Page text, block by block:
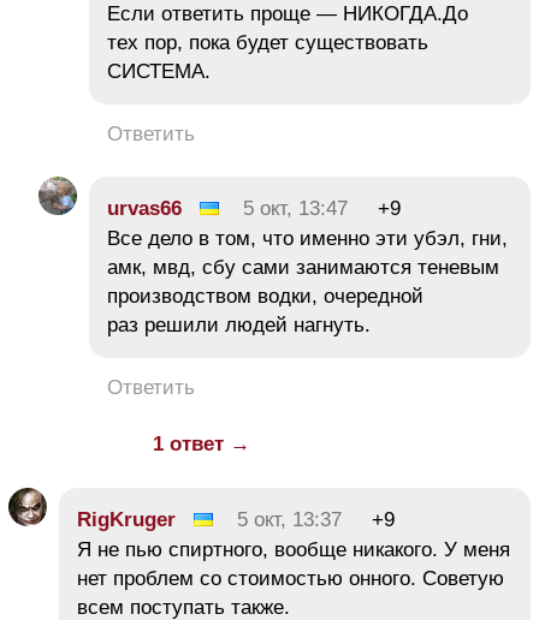
Если ответить проще — НИКОГДА.До
тех пор, пока будет существовать
СИСТЕМА.
Ответить
urvas66 5 окт, 13:47
+9
Все дело в том, что именно эти убэл, гни,
амк, мвд, сбу сами занимаются теневым
производством водки, очередной
раз решили людей нагнуть.
Ответить
1 ответ →
RigKruger 5 окт, 13:37
+9
Я не пью спиртного, вообще никакого. У меня
нет проблем со стоимостью онного. Советую
всем поступать также.